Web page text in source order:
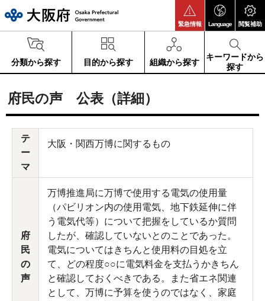
緊急情報 Language 閲覧補助
分類から探す 目的から探す 組織から探す
キーワードから
探す
府民の声 公表（詳細）
テ
ー
マ
大阪・関西万博に関するもの
府
民
の
声
万博推進局に万博で使用する電気の使用量
（パビリオン内の使用電気、地下鉄延伸に伴
う電気代等）について把握をしているか質問
したが、確認していないとのことであった。
電気についてはきちんと使用料の目処を立
て、どの程度○○に電気料金を支払うかきちん
と確認しておくべきである。また省エネ関連
として、万博に予算を使うのではなく、家庭